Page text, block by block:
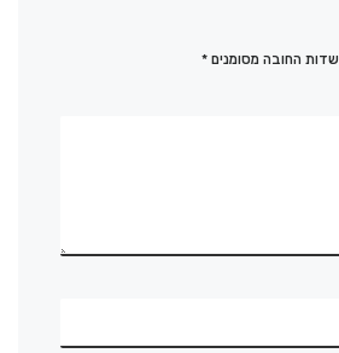
שדות החובה מסומנים*